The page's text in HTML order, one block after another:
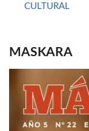
CULTURAL
MASKARA